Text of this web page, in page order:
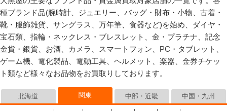
種ブランド品(腕時計、ジュエリー、バッグ・財布・小物、古着・
靴・服飾雑貨、サングラス、万年筆、食器など)を始め、ダイヤ・
宝石類、指輪・ネックレス・ブレスレット、金・プラチナ、記念
金貨・銀貨、お酒、カメラ、スマートフォン、PC・タブレット、
ゲーム機、電化製品、電動工具、ヘルメット、楽器、金券チケッ
ト類など様々なお品物をお買取りしております。
北海道 関東 中部・近畿 中国・九州